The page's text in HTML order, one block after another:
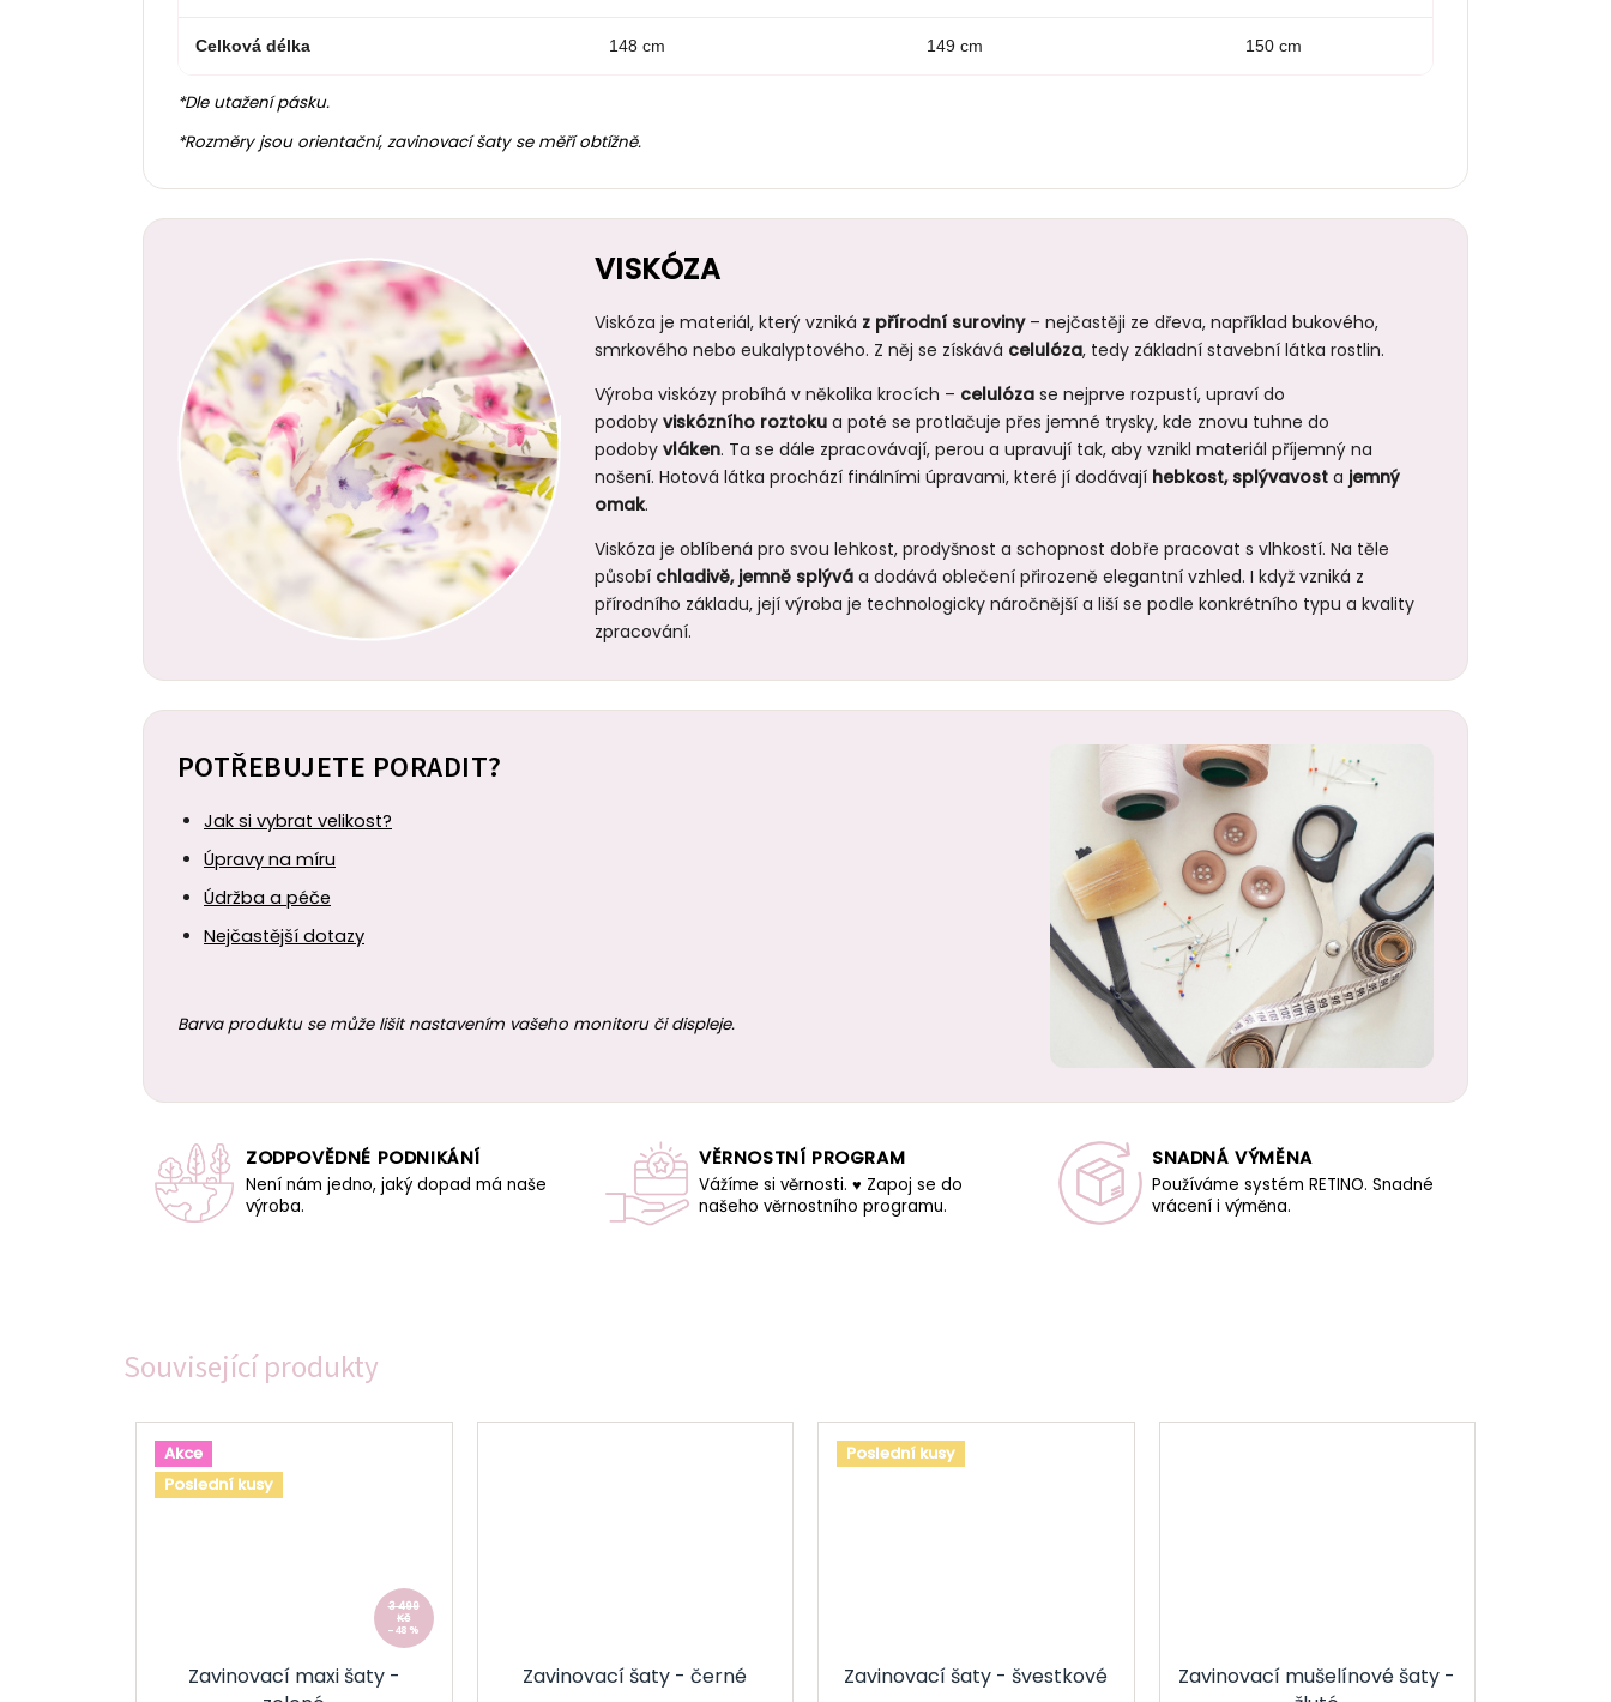
Související produkty
Akce
Poslední kusy
3 499
Kč
–48 %
Zavinovací maxi šaty -
Zavinovací šaty - černé
Poslední kusy
Zavinovací šaty - švestkové
Zavinovací mušelínové šaty -
Celková délka 148 cm 149 cm 150 cm
*Dle utažení pásku.
*Rozměry jsou orientační, zavinovací šaty se měří obtížně.
VISKÓZA
Viskóza je materiál, který vzniká z přírodní suroviny – nejčastěji ze dřeva, například bukového,
smrkového nebo eukalyptového. Z něj se získává celulóza, tedy základní stavební látka rostlin.
Výroba viskózy probíhá v několika krocích – celulóza se nejprve rozpustí, upraví do
podoby viskózního roztoku a poté se protlačuje přes jemné trysky, kde znovu tuhne do
podoby vláken. Ta se dále zpracovávají, perou a upravují tak, aby vznikl materiál příjemný na
nošení. Hotová látka prochází finálními úpravami, které jí dodávají hebkost, splývavost a jemný
omak.
Viskóza je oblíbená pro svou lehkost, prodyšnost a schopnost dobře pracovat s vlhkostí. Na těle
působí chladivě, jemně splývá a dodává oblečení přirozeně elegantní vzhled. I když vzniká z
přírodního základu, její výroba je technologicky náročnější a liší se podle konkrétního typu a kvality
zpracování.
POTŘEBUJETE PORADIT?
Jak si vybrat velikost?
Úpravy na míru
Údržba a péče
Nejčastější dotazy
Barva produktu se může lišit nastavením vašeho monitoru či displeje.
ZODPOVĚDNÉ PODNIKÁNÍ
Není nám jedno, jaký dopad má naše
výroba.
VĚRNOSTNÍ PROGRAM
Vážíme si věrnosti. ♥ Zapoj se do
našeho věrnostního programu.
SNADNÁ VÝMĚNA
Používáme systém RETINO. Snadné
vrácení i výměna.